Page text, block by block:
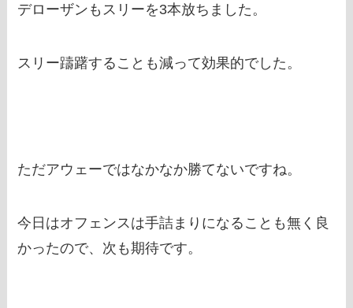
デローザンもスリーを3本放ちました。
スリー躊躇することも減って効果的でした。
ただアウェーではなかなか勝てないですね。
今日はオフェンスは手詰まりになることも無く良
かったので、次も期待です。